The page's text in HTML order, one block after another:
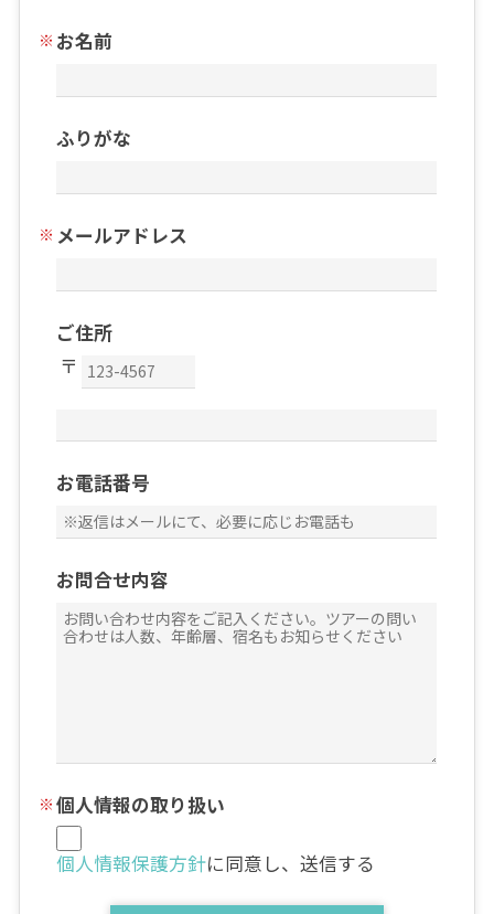
お名前
ふりがな
メールアドレス
ご住所
お電話番号
お問合せ内容
個人情報の取り扱い
個人情報保護方針に同意し、送信する